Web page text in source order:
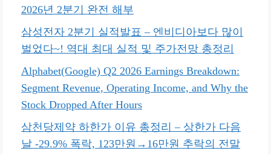
2026년 2분기 완전 해부
삼성전자 2분기 실적발표 – 엔비디아보다 많이
벌었다~! 역대 최대 실적 및 주가전망 총정리
Alphabet(Google) Q2 2026 Earnings Breakdown:
Segment Revenue, Operating Income, and Why the
Stock Dropped After Hours
삼천당제약 하한가 이유 총정리 – 상한가 다음
날 -29.9% 폭락, 123만원→16만원 추락의 전말